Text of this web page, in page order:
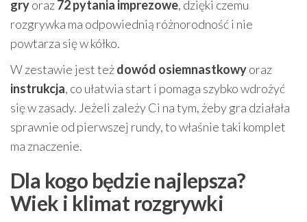
gryoraz72 pytania imprezowe, dzięki czemu
rozgrywka ma odpowiednią różnorodność i nie
powtarza się w kółko.
W zestawie jest teżdowód osiemnastkowyoraz
instrukcja, co ułatwia start i pomaga szybko wdrożyć
się w zasady. Jeżeli zależy Ci na tym, żeby gra działała
sprawnie od pierwszej rundy, to właśnie taki komplet
ma znaczenie.
Dla kogo będzie najlepsza?
Wiek i klimat rozgrywki